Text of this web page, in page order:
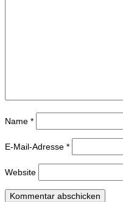
Name *
E-Mail-Adresse *
Website